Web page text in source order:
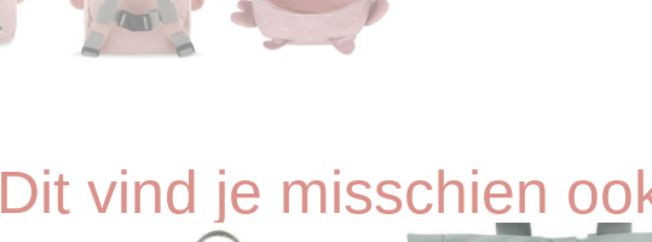
Dit vind je misschien